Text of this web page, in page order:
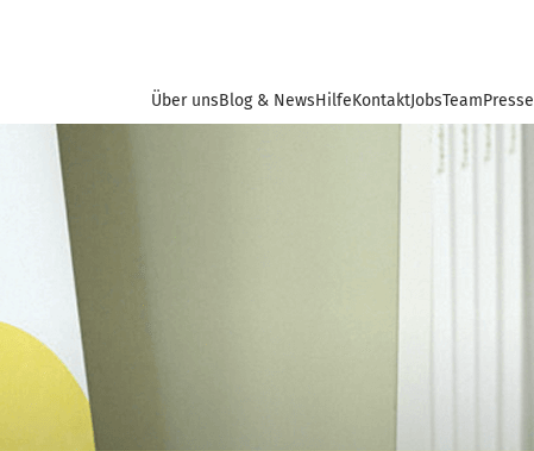
Über unsBlog & NewsHilfeKontaktJobsTeamPresse